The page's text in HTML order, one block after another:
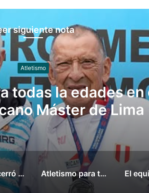
siguiente nota
Atletismo
cerró su
en Panamá 2026
Argentina cerró el Iberoamericano de Atletismo con 12 medallas en Lima Atletismo para todas la edades en el Iberoamericano Máster de Lima